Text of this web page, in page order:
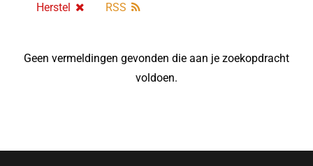
Herstel
RSS
Geen vermeldingen gevonden die aan je zoekopdracht
voldoen.